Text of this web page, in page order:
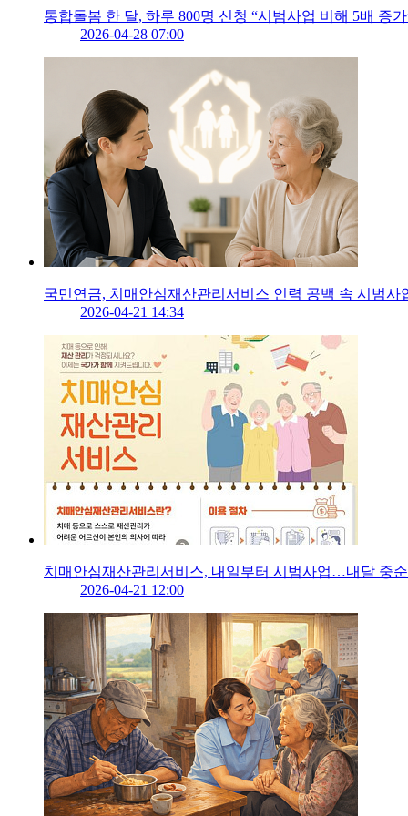
통합돌봄 한 달, 하루 800명 신청 “시범사업 비해 5배 증가
2026-04-28 07:00
국민연금, 치매안심재산관리서비스 인력 공백 속 시범사
2026-04-21 14:34
치매안심재산관리서비스, 내일부터 시범사업…내달 중
2026-04-21 12:00